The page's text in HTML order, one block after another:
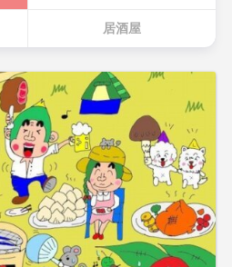
居酒屋